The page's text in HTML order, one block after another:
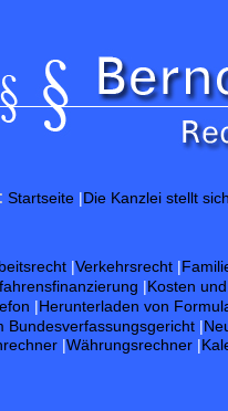
Startseite |Die Kanzlei stellt
|Verkehrsrecht |
|Kosten
|Herunterladen von
Bundesverfassungsgericht |
|Währungsrechner |